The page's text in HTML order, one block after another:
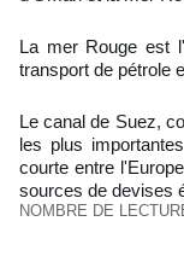
La mer Rouge est
transport de pétrole
Le canal de Suez,
les plus
courte entre
sources de devises
NOMBRE DE